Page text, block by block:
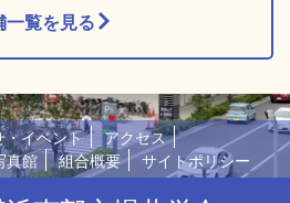
一覧を見る
・イベント
アクセス
真館 組合概要 サイトポリシー